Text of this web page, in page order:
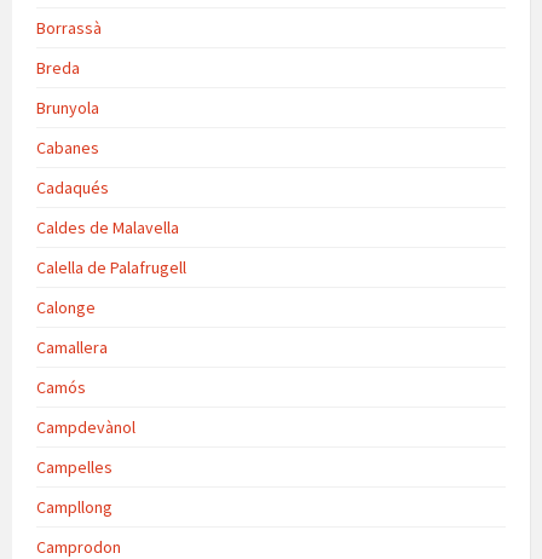
Borrassà
Breda
Brunyola
Cabanes
Cadaqués
Caldes de Malavella
Calella de Palafrugell
Calonge
Camallera
Camós
Campdevànol
Campelles
Campllong
Camprodon